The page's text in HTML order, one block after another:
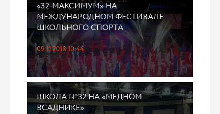
«32-МАКСИМУМ» НА
МЕЖДУНАРОДНОМ ФЕСТИВАЛЕ
ШКОЛЬНОГО СПОРТА
09.11.2018 10:44
ШКОЛА №32 НА «МЕДНОМ
ВСАДНИКЕ»